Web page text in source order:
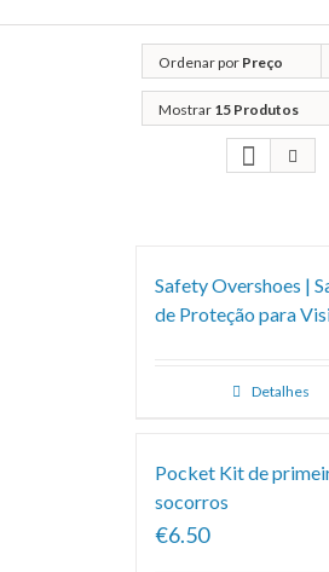
Ordenar por Preço
Mostrar 15 Produtos
Safety Overshoes |
de Proteção para
Detalhes
Pocket Kit de
socorros
€6.50